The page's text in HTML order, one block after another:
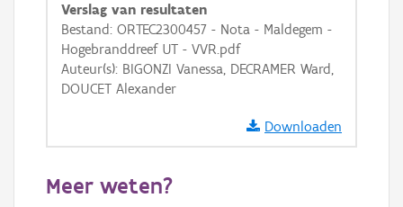
Verslag van resultaten
Bestand: ORTEC2300457 - Nota - Maldegem -
Hogebranddreef UT - VVR.pdf
Auteur(s): BIGONZI Vanessa, DECRAMER Ward,
DOUCET Alexander
Downloaden
Meer weten?